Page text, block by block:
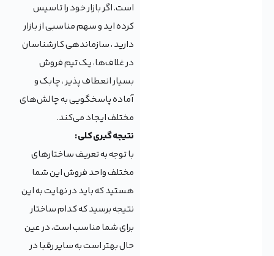
است. اگر بازار خود را تاسیس
کرده اید و سهم مناسبی از بازار
دارید ، سازماندهی کارشناسان
در غلاف‌ها، یک تیم فروش
بسیار انعطاف پذیر ، چابک و
آماده پاسخگویی به چالش‌های
مختلف ایجاد می‌کند.
نتیجه گیری کلی :
با توجه به تعریف ساختارهای
مختلف واحد فروش این شما
هستید که باید در نهایت به این
نتیجه برسید که کدام ساختار
برای شما مناسب است، در عین
حال بهتر است به سایر رقبا در